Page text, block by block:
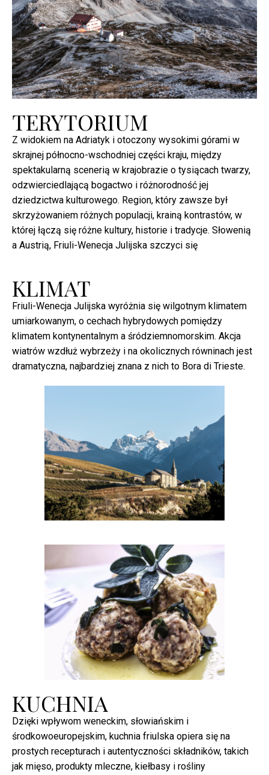
TERYTORIUM
Z widokiem na Adriatyk i otoczony wysokimi górami w
skrajnej północno-wschodniej części kraju, między
spektakularną scenerią w krajobrazie o tysiącach twarzy,
odzwierciedlającą bogactwo i różnorodność jej
dziedzictwa kulturowego. Region, który zawsze był
skrzyżowaniem różnych populacji, krainą kontrastów, w
której łączą się różne kultury, historie i tradycje. Słowenią
a Austrią, Friuli-Wenecja Julijska szczyci się
KLIMAT
Friuli-Wenecja Julijska wyróżnia się wilgotnym klimatem
umiarkowanym, o cechach hybrydowych pomiędzy
klimatem kontynentalnym a śródziemnomorskim. Akcja
wiatrów wzdłuż wybrzeży i na okolicznych równinach jest
dramatyczna, najbardziej znana z nich to Bora di Trieste.
KUCHNIA
Dzięki wpływom weneckim, słowiańskim i
środkowoeuropejskim, kuchnia friulska opiera się na
prostych recepturach i autentyczności składników, takich
jak mięso, produkty mleczne, kiełbasy i rośliny